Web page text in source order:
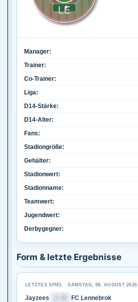
Manager:
Trainer:
Co-Trainer:
Liga:
D14-Stärke:
D14-Alter:
Fans:
Stadiongröße:
Gehälter:
Stadionwert:
Stadionname:
Teamwert:
Jugendwert:
Derbygegner:
Form & letzte Ergebnisse
LETZTES SPIEL · SAMSTAG, 08. AUGUST
Jayzees FC Lennebrok